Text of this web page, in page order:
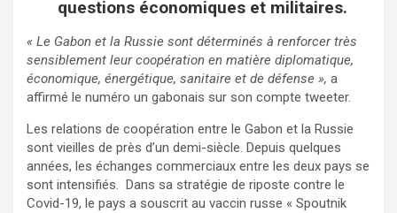
questions économiques et militaires.
« Le Gabon et la Russie sont déterminés à renforcer très
sensiblement leur coopération en matière diplomatique,
économique, énergétique, sanitaire et de défense », a
affirmé le numéro un gabonais sur son compte tweeter.
Les relations de coopération entre le Gabon et la Russie
sont vieilles de près d’un demi-siècle. Depuis quelques
années, les échanges commerciaux entre les deux pays se
sont intensifiés. Dans sa stratégie de riposte contre le
Covid-19, le pays a souscrit au vaccin russe « Spoutnik